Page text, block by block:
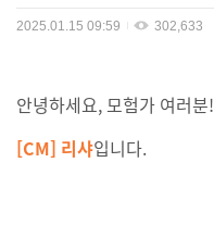
2025.01.15 09:59 302,633
안녕하세요, 모험가 여러분!
[CM] 리샤입니다.